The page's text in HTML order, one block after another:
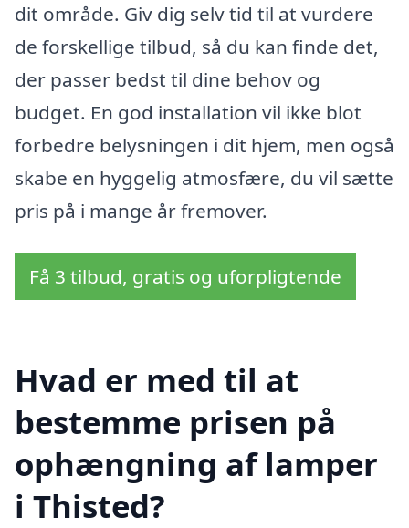
dit område. Giv dig selv tid til at vurdere
de forskellige tilbud, så du kan finde det,
der passer bedst til dine behov og
budget. En god installation vil ikke blot
forbedre belysningen i dit hjem, men også
skabe en hyggelig atmosfære, du vil sætte
pris på i mange år fremover.
Få 3 tilbud, gratis og uforpligtende
Hvad er med til at
bestemme prisen på
ophængning af lamper
i Thisted?